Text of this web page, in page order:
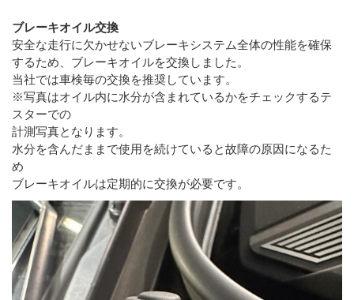
ブレーキオイル交換
安全な走行に欠かせないブレーキシステム全体の性能を確保
するため、ブレーキオイルを交換しました。
当社では車検毎の交換を推奨しています。
※写真はオイル内に水分が含まれているかをチェックするテ
スターでの
計測写真となります。
水分を含んだままで使用を続けていると故障の原因になるた
め
ブレーキオイルは定期的に交換が必要です。